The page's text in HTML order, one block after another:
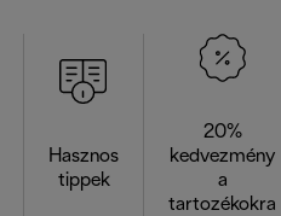
Hasznos
tippek
20%
kedvezmény
a
tartozékokra